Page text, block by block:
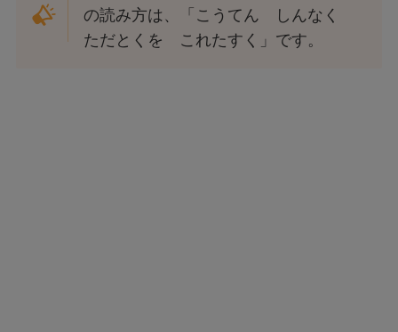
の読み方は、「こうてん しんなく
ただとくを これたすく」です。